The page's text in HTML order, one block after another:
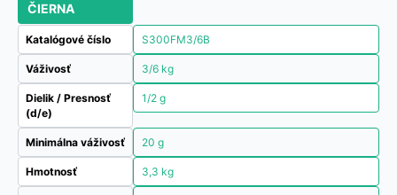
ČIERNA
Katalógové číslo S300FM3/6B
Váživosť 3/6 kg
Dielik / Presnosť
(d/e)
1/2 g
Minimálna váživosť 20 g
Hmotnosť 3,3 kg